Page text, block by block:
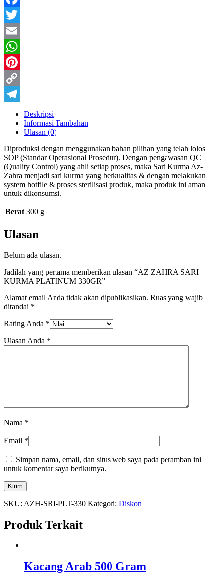
Facebook
Twitter
Email
WhatsApp
Pinterest
Copy
Telegram
Deskripsi
Informasi Tambahan
Ulasan (0)
Diproduksi dengan menggunakan bahan pilihan yang telah lolos
SOP (Standar Operasional Prosedur). Dengan pengawasan QC
(Quality Control) yang ahli setiap proses, maka Sari Kurma Az-
Zahra menjadi sari kurma yang berkualitas & dengan melakukan
system hotfile & proses sterilisasi produk, maka produk ini aman
untuk dikonsumsi.
Berat 300 g
Ulasan
Belum ada ulasan.
Jadilah yang pertama memberikan ulasan “AZ ZAHRA SARI
KURMA PLATINUM 330GR”
Alamat email Anda tidak akan dipublikasikan. Ruas yang wajib
ditandai *
Rating Anda *
Ulasan Anda *
Nama *
Email *
Simpan nama, email, dan situs web saya pada peramban ini
untuk komentar saya berikutnya.
SKU: AZH-SRI-PLT-330 Kategori: Diskon
Produk Terkait
Kacang Arab 500 Gram